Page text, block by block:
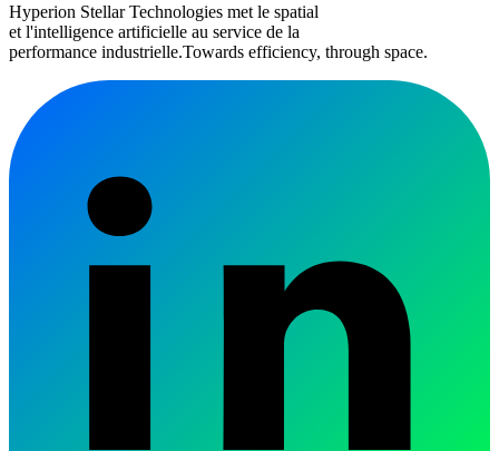
Hyperion Stellar Technologies met le spatial
et l'intelligence artificielle au service de la
performance industrielle.Towards efficiency, through space.